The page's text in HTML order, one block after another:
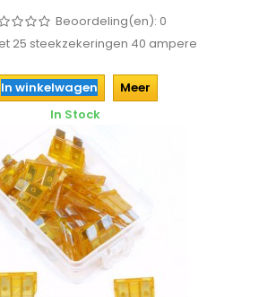
Beoordeling(en): 0
25 steekzekeringen 40 ampere
In winkelwagen
Meer
In Stock